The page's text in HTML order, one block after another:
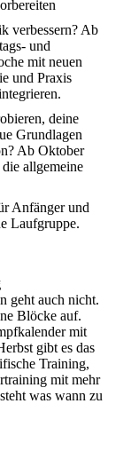
verbessern? Ab
und
mit neuen
und Praxis
deine
Grundlagen
Ab Oktober
allgemeine
Anfänger und
Laufgruppe.
geht auch nicht.
Blöcke auf.
mit
gibt es das
Training,
mit mehr
was wann zu